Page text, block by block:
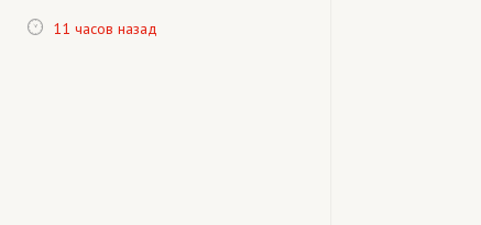
11 часов назад